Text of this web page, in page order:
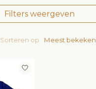
Filters weergeven
Sorteren op Meest bekeken